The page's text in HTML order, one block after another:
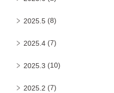
2025.5 (8)
2025.4 (7)
2025.3 (10)
2025.2 (7)